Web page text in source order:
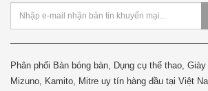
Phân phối Bàn bóng bàn, Dụng cụ thể thao,
Mizuno, Kamito, Mitre uy tín hàng đầu tại Việt